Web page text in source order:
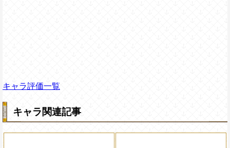
キャラ評価一覧
キャラ関連記事